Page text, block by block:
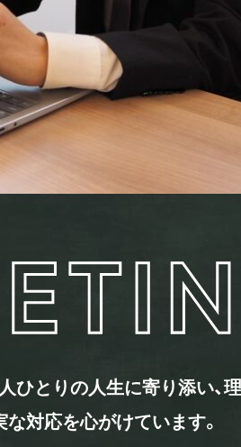
ひとりの人生に寄り添い、
対応を心がけています。